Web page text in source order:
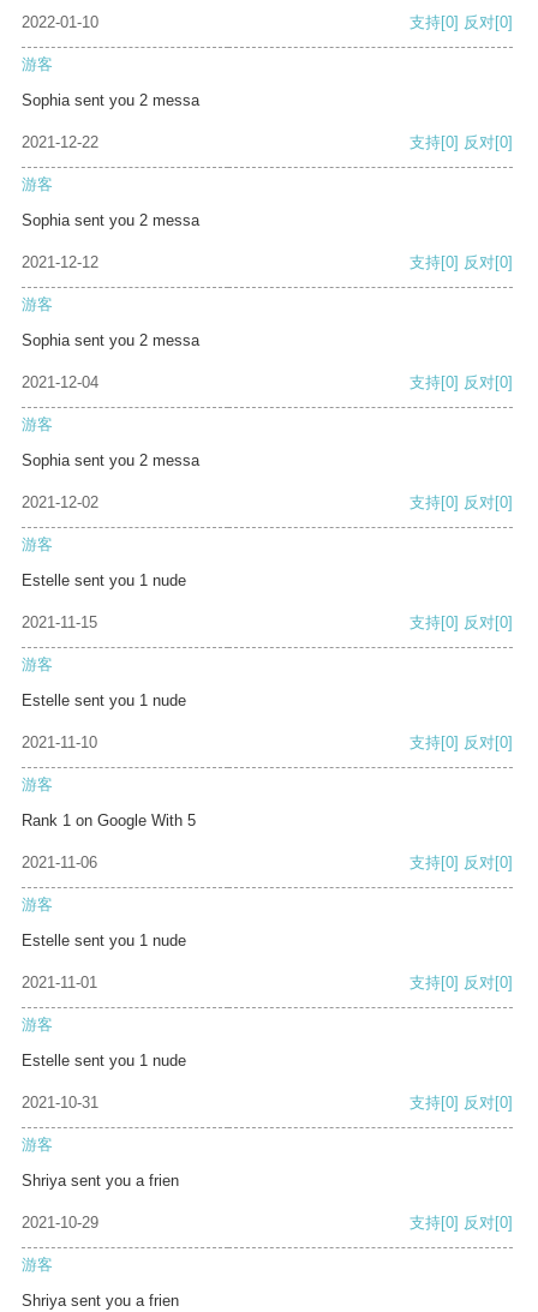
2022-01-10 支持[0] 反对[0]
游客
Sophia sent you 2 messa
2021-12-22 支持[0] 反对[0]
游客
Sophia sent you 2 messa
2021-12-12 支持[0] 反对[0]
游客
Sophia sent you 2 messa
2021-12-04 支持[0] 反对[0]
游客
Sophia sent you 2 messa
2021-12-02 支持[0] 反对[0]
游客
Estelle sent you 1 nude
2021-11-15 支持[0] 反对[0]
游客
Estelle sent you 1 nude
2021-11-10 支持[0] 反对[0]
游客
Rank 1 on Google With 5
2021-11-06 支持[0] 反对[0]
游客
Estelle sent you 1 nude
2021-11-01 支持[0] 反对[0]
游客
Estelle sent you 1 nude
2021-10-31 支持[0] 反对[0]
游客
Shriya sent you a frien
2021-10-29 支持[0] 反对[0]
游客
Shriya sent you a frien